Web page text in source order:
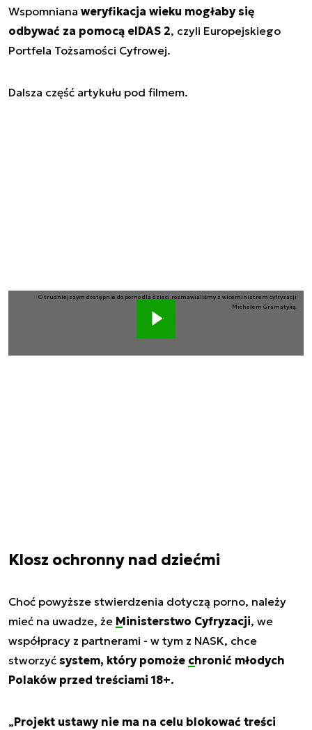
Wspomniana weryfikacja wieku mogłaby się
odbywać za pomocą eIDAS 2, czyli Europejskiego
Portfela Tożsamości Cyfrowej.
Dalsza część artykułu pod filmem.
O trudniejszym dostępnie do porno dla dzieci rozmawialiśmy z wiceministrem cyfryzacji
Michałem Gramatyką.
Klosz ochronny nad dziećmi
Choć powyższe stwierdzenia dotyczą porno, należy
mieć na uwadze, że Ministerstwo Cyfryzacji, we
współpracy z partnerami - w tym z NASK, chce
stworzyć system, który pomoże chronić młodych
Polaków przed treściami 18+.
„Projekt ustawy nie ma na celu blokować treści